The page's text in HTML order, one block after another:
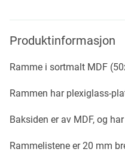
the
beginning
the
gallery
Produktinformasjon
Ramme i sortmalt MDF
Rammen har plexiglass-
Baksiden er av MDF, og
Rammelistene er 20 mm